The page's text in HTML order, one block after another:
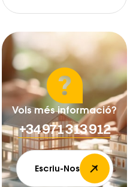
Vols més informació?
+34 971 313 912
Escriu-Nos